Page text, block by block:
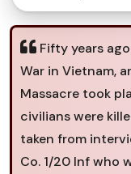
Fifty years
War in Vietnam,
Massacre took
civilians were
taken from
Co. 1/20 Inf who